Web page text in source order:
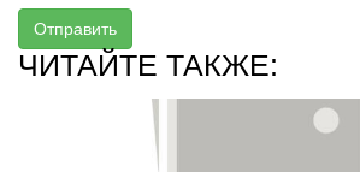
Отправить
ЧИТАЙТЕ ТАКЖЕ: